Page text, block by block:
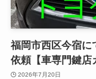
福岡市西区今宿に
依頼【車専門鍵店
2026年7月20日